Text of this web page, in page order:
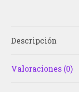
Descripción
Valoraciones (0)